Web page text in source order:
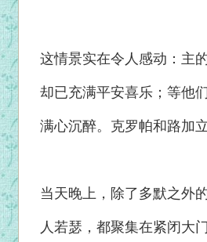
这情景实在令人感动：主
却已充满平安喜乐；等他
满心沉醉。克罗帕和路加
当天晚上，除了多默之外
人若瑟，都聚集在紧闭大